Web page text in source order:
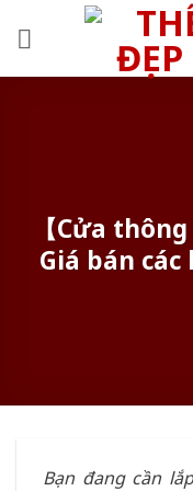
【Cửa
Giá bán
Bạn đang cần